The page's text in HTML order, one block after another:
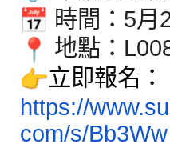
時間： 5月
地點：
立即報名：
https://
com/s/Bb3Ww